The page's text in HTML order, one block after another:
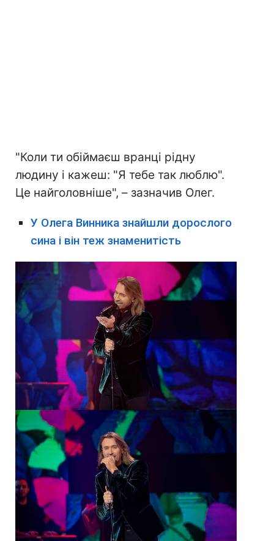
"Коли ти обіймаєш вранці рідну
людину і кажеш: "Я тебе так люблю".
Це найголовніше", – зазначив Олег.
У Олега Винника знайшли дорослого
сина і він теж знаменитість